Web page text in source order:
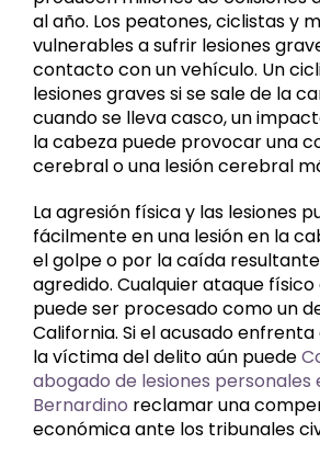
al año. Los peatones, ciclistas y
vulnerables a sufrir lesiones
contacto con un vehículo. Un
lesiones graves si se sale de la
cuando se lleva casco, un
la cabeza puede provocar una
cerebral o una lesión cerebral
La agresión física y las lesiones
fácilmente en una lesión en la
el golpe o por la caída
agredido. Cualquier ataque
puede ser procesado como un
California. Si el acusado
la víctima del delito aún puede
abogado de lesiones personales
Bernardino reclamar una
económica ante los tribunales